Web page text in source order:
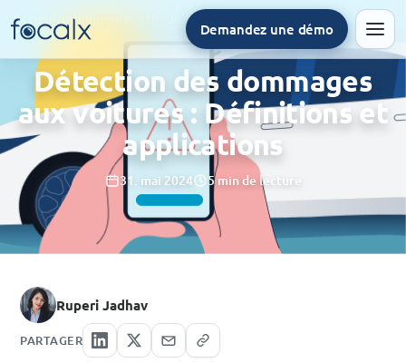
Demandez une démo
Accueil Intelligence artificielle/ Détection des dommages aux voitures : Définitions et applications
Détection des dommages
aux voitures : Définitions et
applications
31. mai 2024 5 min de lecture
Ruperi Jadhav
PARTAGER